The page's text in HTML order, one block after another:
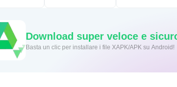
Download super veloce e
Basta un clic per installare i file XAPK/APK su Android!